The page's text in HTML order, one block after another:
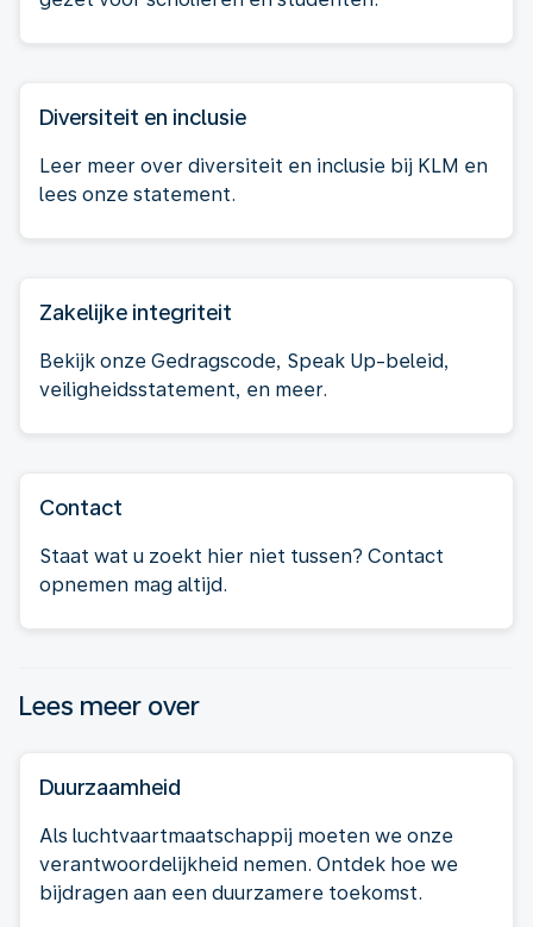
Diversiteit en inclusie
Leer meer over diversiteit en inclusie bij KLM en
lees onze statement.
Zakelijke integriteit
Bekijk onze Gedragscode, Speak Up-beleid,
veiligheidsstatement, en meer.
Contact
Staat wat u zoekt hier niet tussen? Contact
opnemen mag altijd.
Lees meer over
Duurzaamheid
Als luchtvaartmaatschappij moeten we onze
verantwoordelijkheid nemen. Ontdek hoe we
bijdragen aan een duurzamere toekomst.